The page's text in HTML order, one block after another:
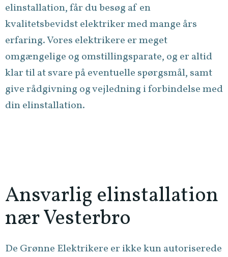
elinstallation, får du besøg af en
kvalitetsbevidst elektriker med mange års
erfaring. Vores elektrikere er meget
omgængelige og omstillingsparate, og er altid
klar til at svare på eventuelle spørgsmål, samt
give rådgivning og vejledning i forbindelse med
din elinstallation.
Ansvarlig elinstallation
nær Vesterbro
De Grønne Elektrikere er ikke kun autoriserede